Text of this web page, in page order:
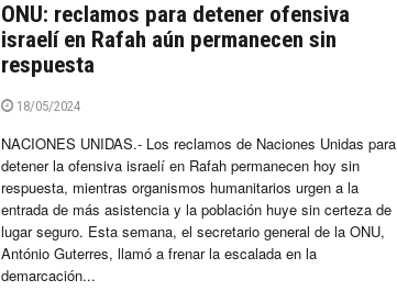
ONU: reclamos para detener ofensiva
israelí en Rafah aún permanecen sin
respuesta
18/05/2024
NACIONES UNIDAS.- Los reclamos de Naciones Unidas para
detener la ofensiva israelí en Rafah permanecen hoy sin
respuesta, mientras organismos humanitarios urgen a la
entrada de más asistencia y la población huye sin certeza de
lugar seguro. Esta semana, el secretario general de la ONU,
António Guterres, llamó a frenar la escalada en la
demarcación...